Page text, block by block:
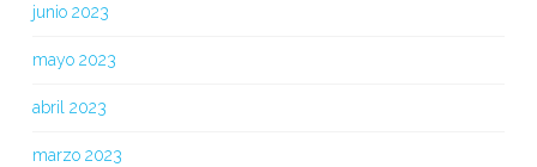
junio 2023
mayo 2023
abril 2023
marzo 2023